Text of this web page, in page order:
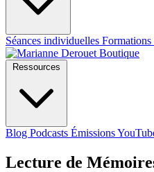
Séances individuelles Formations
Boutique
Blog Podcasts Émissions
Lecture de